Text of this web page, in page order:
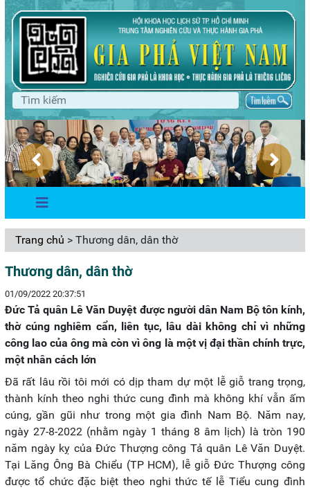
Trang chủ > Thương dân, dân thờ
Thương dân, dân thờ
01/09/2022 20:37:51
Đức Tả quân Lê Văn Duyệt được người dân Nam Bộ tôn kính,
thờ cúng nghiêm cẩn, liên tục, lâu dài không chỉ vì những
công lao của ông mà còn vì ông là một vị đại thần chính trực,
một nhân cách lớn
Đã rất lâu rồi tôi mới có dịp tham dự một lễ giỗ trang trọng,
thành kính theo nghi thức cung đình mà không khí vẫn ấm
cúng, gần gũi như trong một gia đình Nam Bộ. Năm nay,
ngày 27-8-2022 (nhằm ngày 1 tháng 8 âm lịch) là tròn 190
năm ngày kỵ của Đức Thượng công Tả quân Lê Văn Duyệt.
Tại Lăng Ông Bà Chiểu (TP HCM), lễ giỗ Đức Thượng công
được tổ chức đặc biệt theo nghi thức tế lễ Tiểu cung đình